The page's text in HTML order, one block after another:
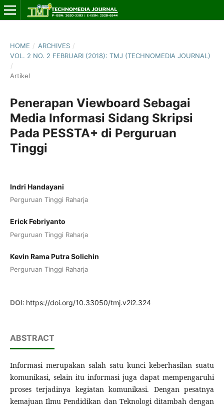
HOME / ARCHIVES /
VOL. 2 NO. 2 FEBRUARI (2018): TMJ (TECHNOMEDIA JOURNAL)
/
Artikel
Penerapan Viewboard Sebagai
Media Informasi Sidang Skripsi
Pada PESSTA+ di Perguruan
Tinggi
Indri Handayani
Perguruan Tinggi Raharja
Erick Febriyanto
Perguruan Tinggi Raharja
Kevin Rama Putra Solichin
Perguruan Tinggi Raharja
DOI: https://doi.org/10.33050/tmj.v2i2.324
ABSTRACT
Informasi merupakan salah satu kunci keberhasilan suatu
komunikasi, selain itu informasi juga dapat mempengaruhi
proses terjadinya kegiatan komunikasi. Dengan pesatnya
kemajuan Ilmu Pendidikan dan Teknologi ditambah dengan